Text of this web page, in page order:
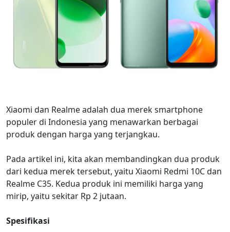
Xiaomi dan Realme adalah dua merek smartphone
populer di Indonesia yang menawarkan berbagai
produk dengan harga yang terjangkau.
Pada artikel ini, kita akan membandingkan dua produk
dari kedua merek tersebut, yaitu Xiaomi Redmi 10C dan
Realme C35. Kedua produk ini memiliki harga yang
mirip, yaitu sekitar Rp 2 jutaan.
Spesifikasi